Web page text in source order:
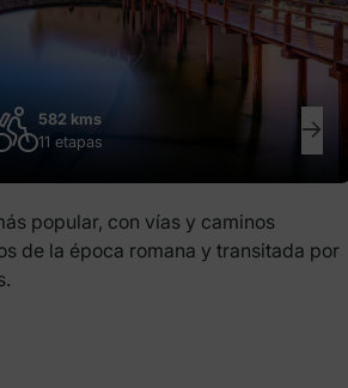
582 kms
11 etapas
popular, con vías y caminos
de la época romana y transitada por